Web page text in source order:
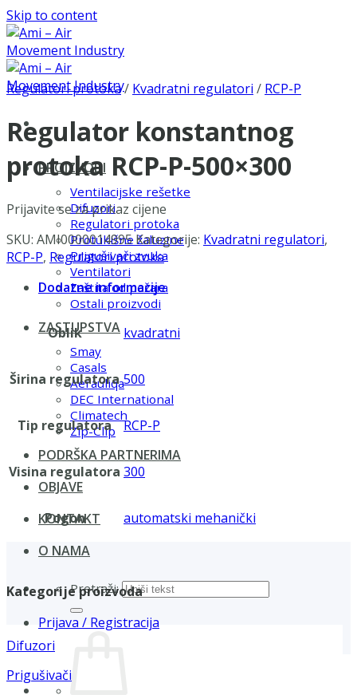
Skip to content
PROIZVODI
Ventilacijske rešetke
Difuzori
Regulatori protoka
Protukišne žaluzine
Prigušivači zvuka
Ventilatori
Zaštita od požara
Ostali proizvodi
ZASTUPSTVA
Smay
Casals
Aerauliqa
DEC International
Climatech
Zip-Clip
PODRŠKA PARTNERIMA
OBJAVE
KONTAKT
O NAMA
Pretraži:
Prijava / Registracija
Regulatori protoka/ Kvadratni regulatori / RCP-P
Regulator konstantnog
protoka RCP-P-500×300
Prijavite se za prikaz cijene
SKU: AMI0000014995 Kategorije: Kvadratni regulatori,
RCP-P, Regulatori protoka
Dodatne informacije
Oblik kvadratni
Širina regulatora 500
Tip regulatora RCP-P
Visina regulatora 300
Pogon automatski mehanički
Kategorije proizvoda
Difuzori
Prigušivači